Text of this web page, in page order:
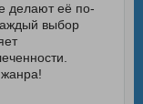
делают её по-
выбор